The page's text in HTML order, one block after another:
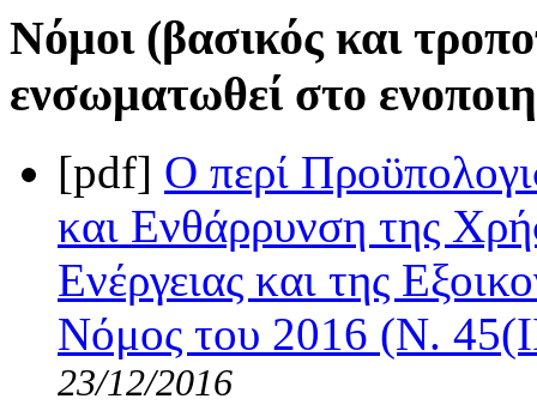
Νόμοι (βασικός και
ενσωματωθεί στο
[pdf] Ο περί
και Ενθάρρυνση της
Ενέργειας και της
Νόμος του 2016 (Ν.
23/12/2016